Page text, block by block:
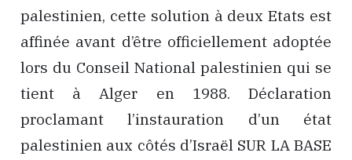
palestinien, cette solution à deux Etats est
affinée avant d’être officiellement adoptée
lors du Conseil National palestinien qui se
tient à Alger en 1988. Déclaration
proclamant l’instauration d’un état
palestinien aux côtés d’Israël SUR LA BASE